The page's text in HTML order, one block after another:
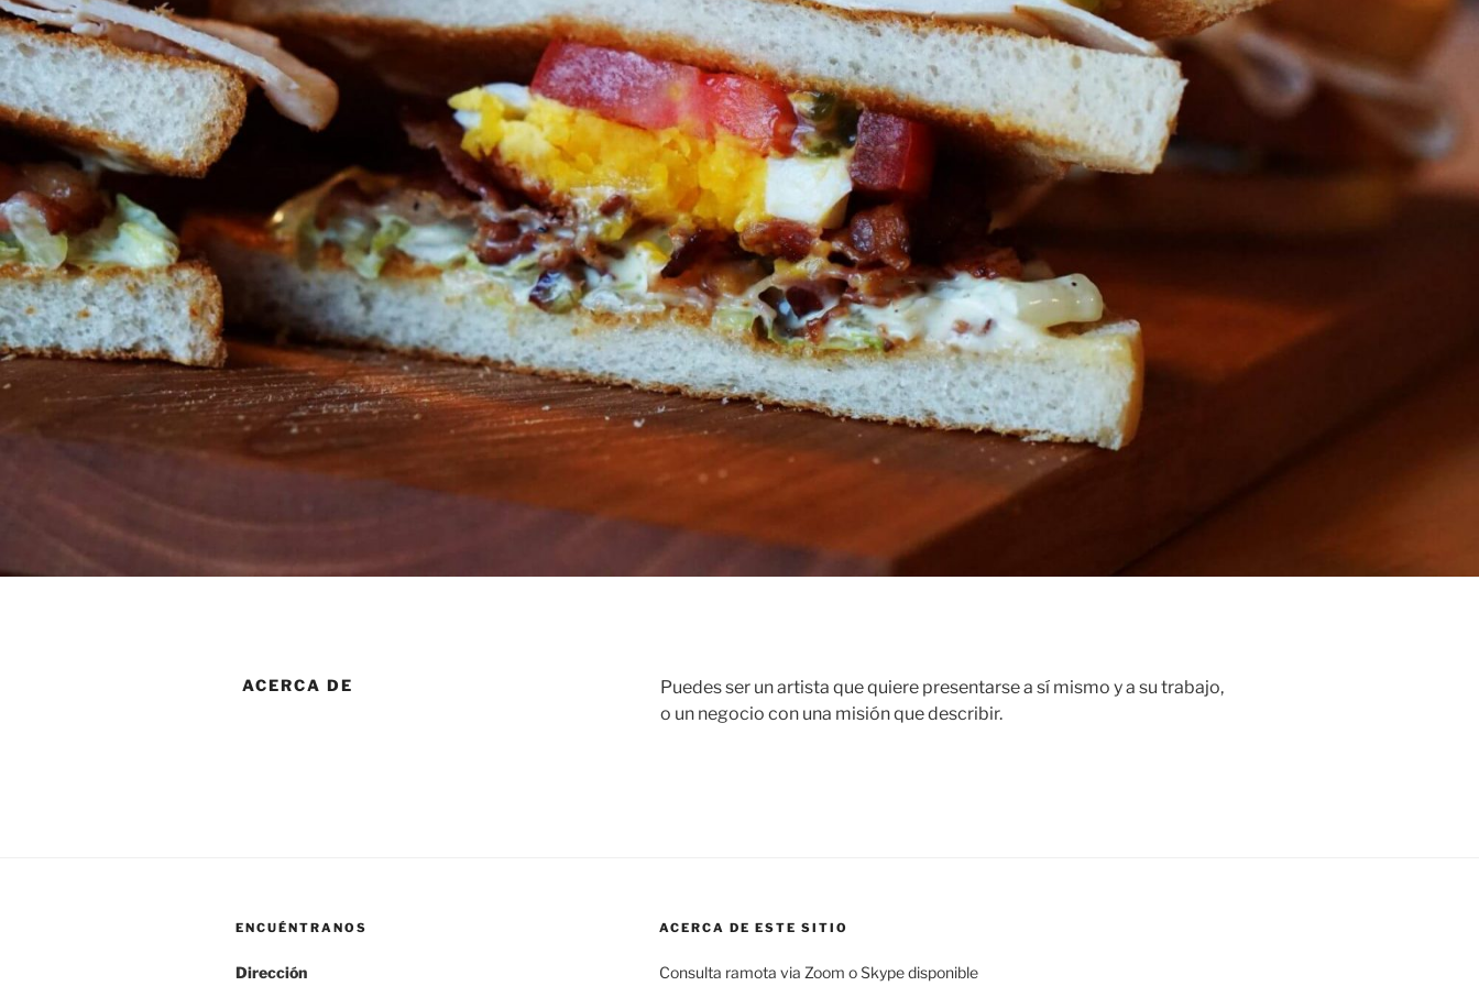
ACERCA DE
Puedes ser un artista que quiere presentarse a sí mismo y a su trabajo,
o un negocio con una misión que describir.
ENCUÉNTRANOS
Dirección
ACERCA DE ESTE SITIO
Consulta ramota via Zoom o Skype disponible